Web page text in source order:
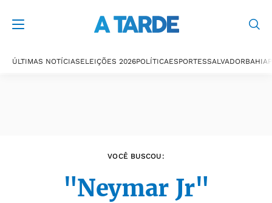
ÚLTIMAS NOTÍCIASELEIÇÕES 2026POLÍTICAESPORTESSALVADORBAHIA
VOCÊ BUSCOU:
"Neymar Jr"